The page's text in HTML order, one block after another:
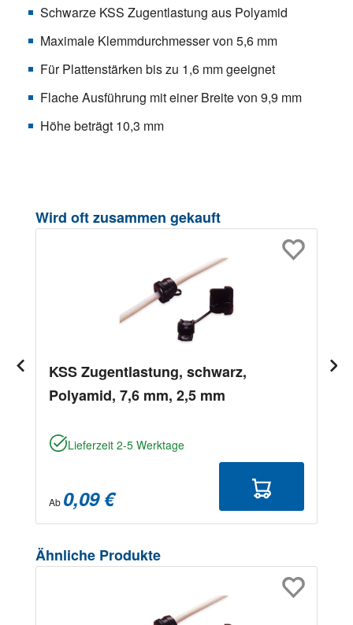
Schwarze KSS Zugentlastung aus Polyamid
Maximale Klemmdurchmesser von 5,6 mm
Für Plattenstärken bis zu 1,6 mm geeignet
Flache Ausführung mit einer Breite von 9,9 mm
Höhe beträgt 10,3 mm
Produktgalerie überspringen
Wird oft zusammen gekauft
KSS Zugentlastung, schwarz,
Polyamid, 7,6 mm, 2,5 mm
Lieferzeit 2-5 Werktage
Ab 0,09 €
Produktgalerie überspringen
Ähnliche Produkte